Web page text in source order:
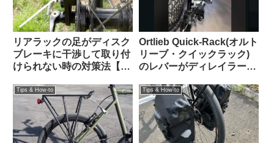
リアラックの足がディスク
ブレーキに干渉して取り付
けられない時の対策法【大
Ortlieb Quick-Rack(オルト
リーブ・クイックラック)
のレバーがディレイラーの
する時の解決法
Tips & How-to Tips & How-to